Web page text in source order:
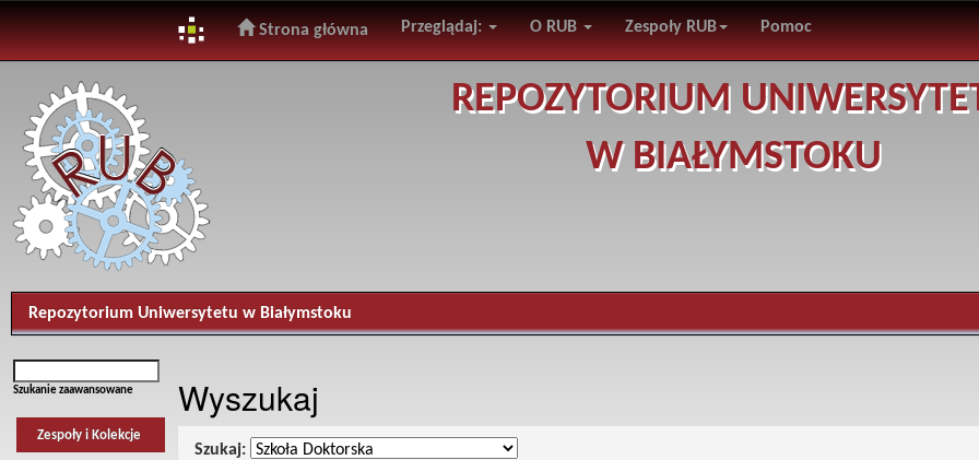
navigation
Strona główna Przeglądaj: O RUB Zespoły RUB Pomoc
REPOZYTORIUM
W BIAŁYMSTOKU
Repozytorium Uniwersytetu w Białymstoku
Szukanie zaawansowane
Zespoły i Kolekcje
Wyszukaj
Szukaj: